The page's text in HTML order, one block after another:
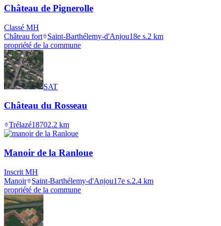
Château de Pignerolle
Classé MH
Château fort
Saint-Barthélemy-d'Anjou18e s.2 km
propriété de la commune
SAT
Château du Rosseau
Trélazé18702.2 km
Manoir de la Ranloue
Inscrit MH
Manoir
Saint-Barthélemy-d'Anjou17e s.2.4 km
propriété de la commune